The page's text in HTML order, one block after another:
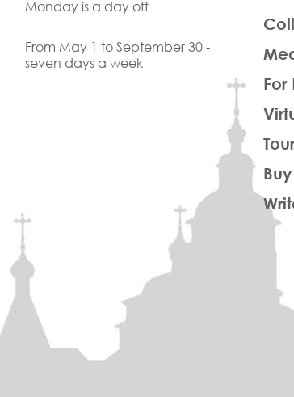
Monday is a day off
From May 1 to September 30 -
seven days a week
For